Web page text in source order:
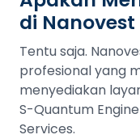
di
Tentu saja.
profesional yang
menyediakan
S-Quantum
Services.